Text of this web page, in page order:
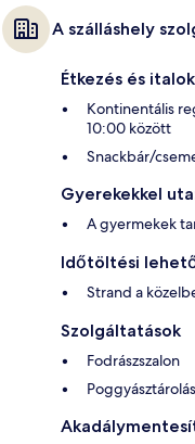
A szálláshely
Étkezés és italok
Kontinentális
10:00 között
Snackbár/
Gyerekekkel
A gyermekek
Időtöltési
Strand a
Szolgáltatások
Fodrászszalon